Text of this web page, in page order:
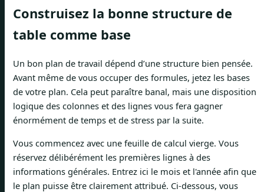
Construisez la bonne structure de
table comme base
Un bon plan de travail dépend d’une structure bien pensée.
Avant même de vous occuper des formules, jetez les bases
de votre plan. Cela peut paraître banal, mais une disposition
logique des colonnes et des lignes vous fera gagner
énormément de temps et de stress par la suite.
Vous commencez avec une feuille de calcul vierge. Vous
réservez délibérément les premières lignes à des
informations générales. Entrez ici le mois et l'année afin que
le plan puisse être clairement attribué. Ci-dessous, vous